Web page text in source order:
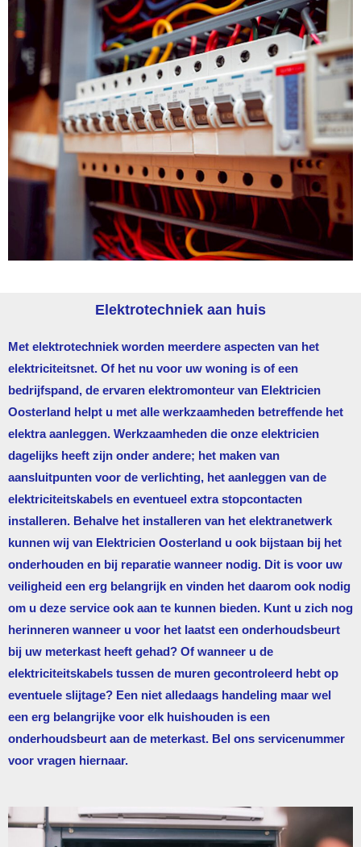
Elektrotechniek aan huis
Met elektrotechniek worden meerdere aspecten van het
elektriciteitsnet. Of het nu voor uw woning is of een
bedrijfspand, de ervaren elektromonteur van Elektricien
Oosterland helpt u met alle werkzaamheden betreffende het
elektra aanleggen. Werkzaamheden die onze elektricien
dagelijks heeft zijn onder andere; het maken van
aansluitpunten voor de verlichting, het aanleggen van de
elektriciteitskabels en eventueel extra stopcontacten
installeren. Behalve het installeren van het elektranetwerk
kunnen wij van Elektricien Oosterland u ook bijstaan bij het
onderhouden en bij reparatie wanneer nodig. Dit is voor uw
veiligheid een erg belangrijk en vinden het daarom ook nodig
om u deze service ook aan te kunnen bieden. Kunt u zich nog
herinneren wanneer u voor het laatst een onderhoudsbeurt
bij uw meterkast heeft gehad? Of wanneer u de
elektriciteitskabels tussen de muren gecontroleerd hebt op
eventuele slijtage? Een niet alledaags handeling maar wel
een erg belangrijke voor elk huishouden is een
onderhoudsbeurt aan de meterkast. Bel ons servicenummer
voor vragen hiernaar.